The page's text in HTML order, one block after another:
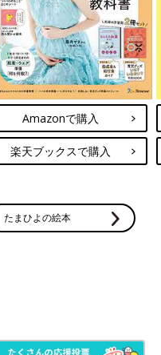
・ムック たまひよブック
、体重管理に苦労したり、
。この本は、そんなあなた
月数ごとに「今すること」
の乗りきり方や、産後1ヶ
トでわかりやすく紹介しま
Amazonで購入
楽天ブックスで購入
たまひよの絵本